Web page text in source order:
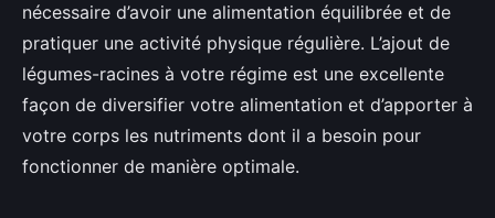
nécessaire d’avoir une alimentation équilibrée et de
pratiquer une activité physique régulière. L’ajout de
légumes-racines à votre régime est une excellente
façon de diversifier votre alimentation et d’apporter à
votre corps les nutriments dont il a besoin pour
fonctionner de manière optimale.